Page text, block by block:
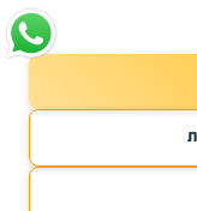
אקספנג
TradeMobile
2026